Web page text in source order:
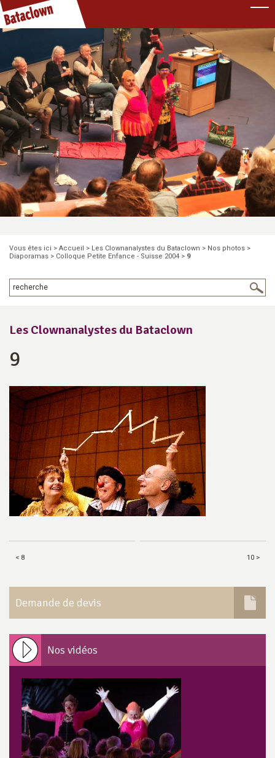
Vous êtes ici > Accueil > Les Clownanalystes du Bataclown > Nos photos >
Diaporamas > Colloque Petite Enfance - Suisse 2004 > 9
Les Clownanalystes du Bataclown
9
< 8 10 >
Demande de devis
Nos vidéos